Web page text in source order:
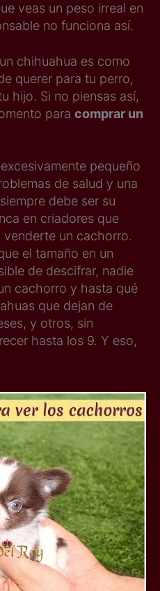
veas un peso irreal en
no funciona así.
chihuahua es como
querer para tu perro,
hijo. Si no piensas así,
para comprar un
pequeño
de salud y una
debe ser su
en criadores que
un cachorro.
el tamaño en un
de descifrar, nadie
cachorro y hasta qué
que dejan de
y otros, sin
hasta los 9. Y eso,